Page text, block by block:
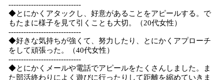
-----------------------------
◆とにかくアタックし、好意があることをアピールする。で
もたまに様子を見て引くことも大切。（20代女性）
-----------------------------
◆好きな気持ちが強くて、努力したり、とにかくアプローチ
をして頑張った。（40代女性）
-----------------------------
◆とにかくメールや電話でアピールをたくさんしました。ま
た部活終わりによく遊びに行ったりして距離を縮めていきま